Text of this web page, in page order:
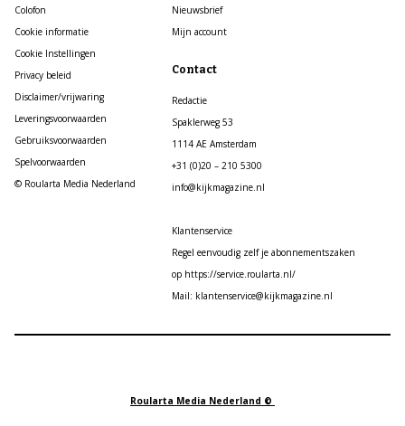
Colofon
Cookie informatie
Cookie Instellingen
Privacy beleid
Disclaimer/vrijwaring
Leveringsvoorwaarden
Gebruiksvoorwaarden
Spelvoorwaarden
© Roularta Media Nederland
Nieuwsbrief
Mijn account
Contact
Redactie
Spaklerweg 53
1114 AE Amsterdam
+31 (0)20 – 210 5300
info@kijkmagazine.nl
Klantenservice
Regel eenvoudig zelf je abonnementszaken
op https://service.roularta.nl/
Mail: klantenservice@kijkmagazine.nl
Roularta Media Nederland ©